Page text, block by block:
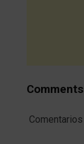
Comments
Comentarios